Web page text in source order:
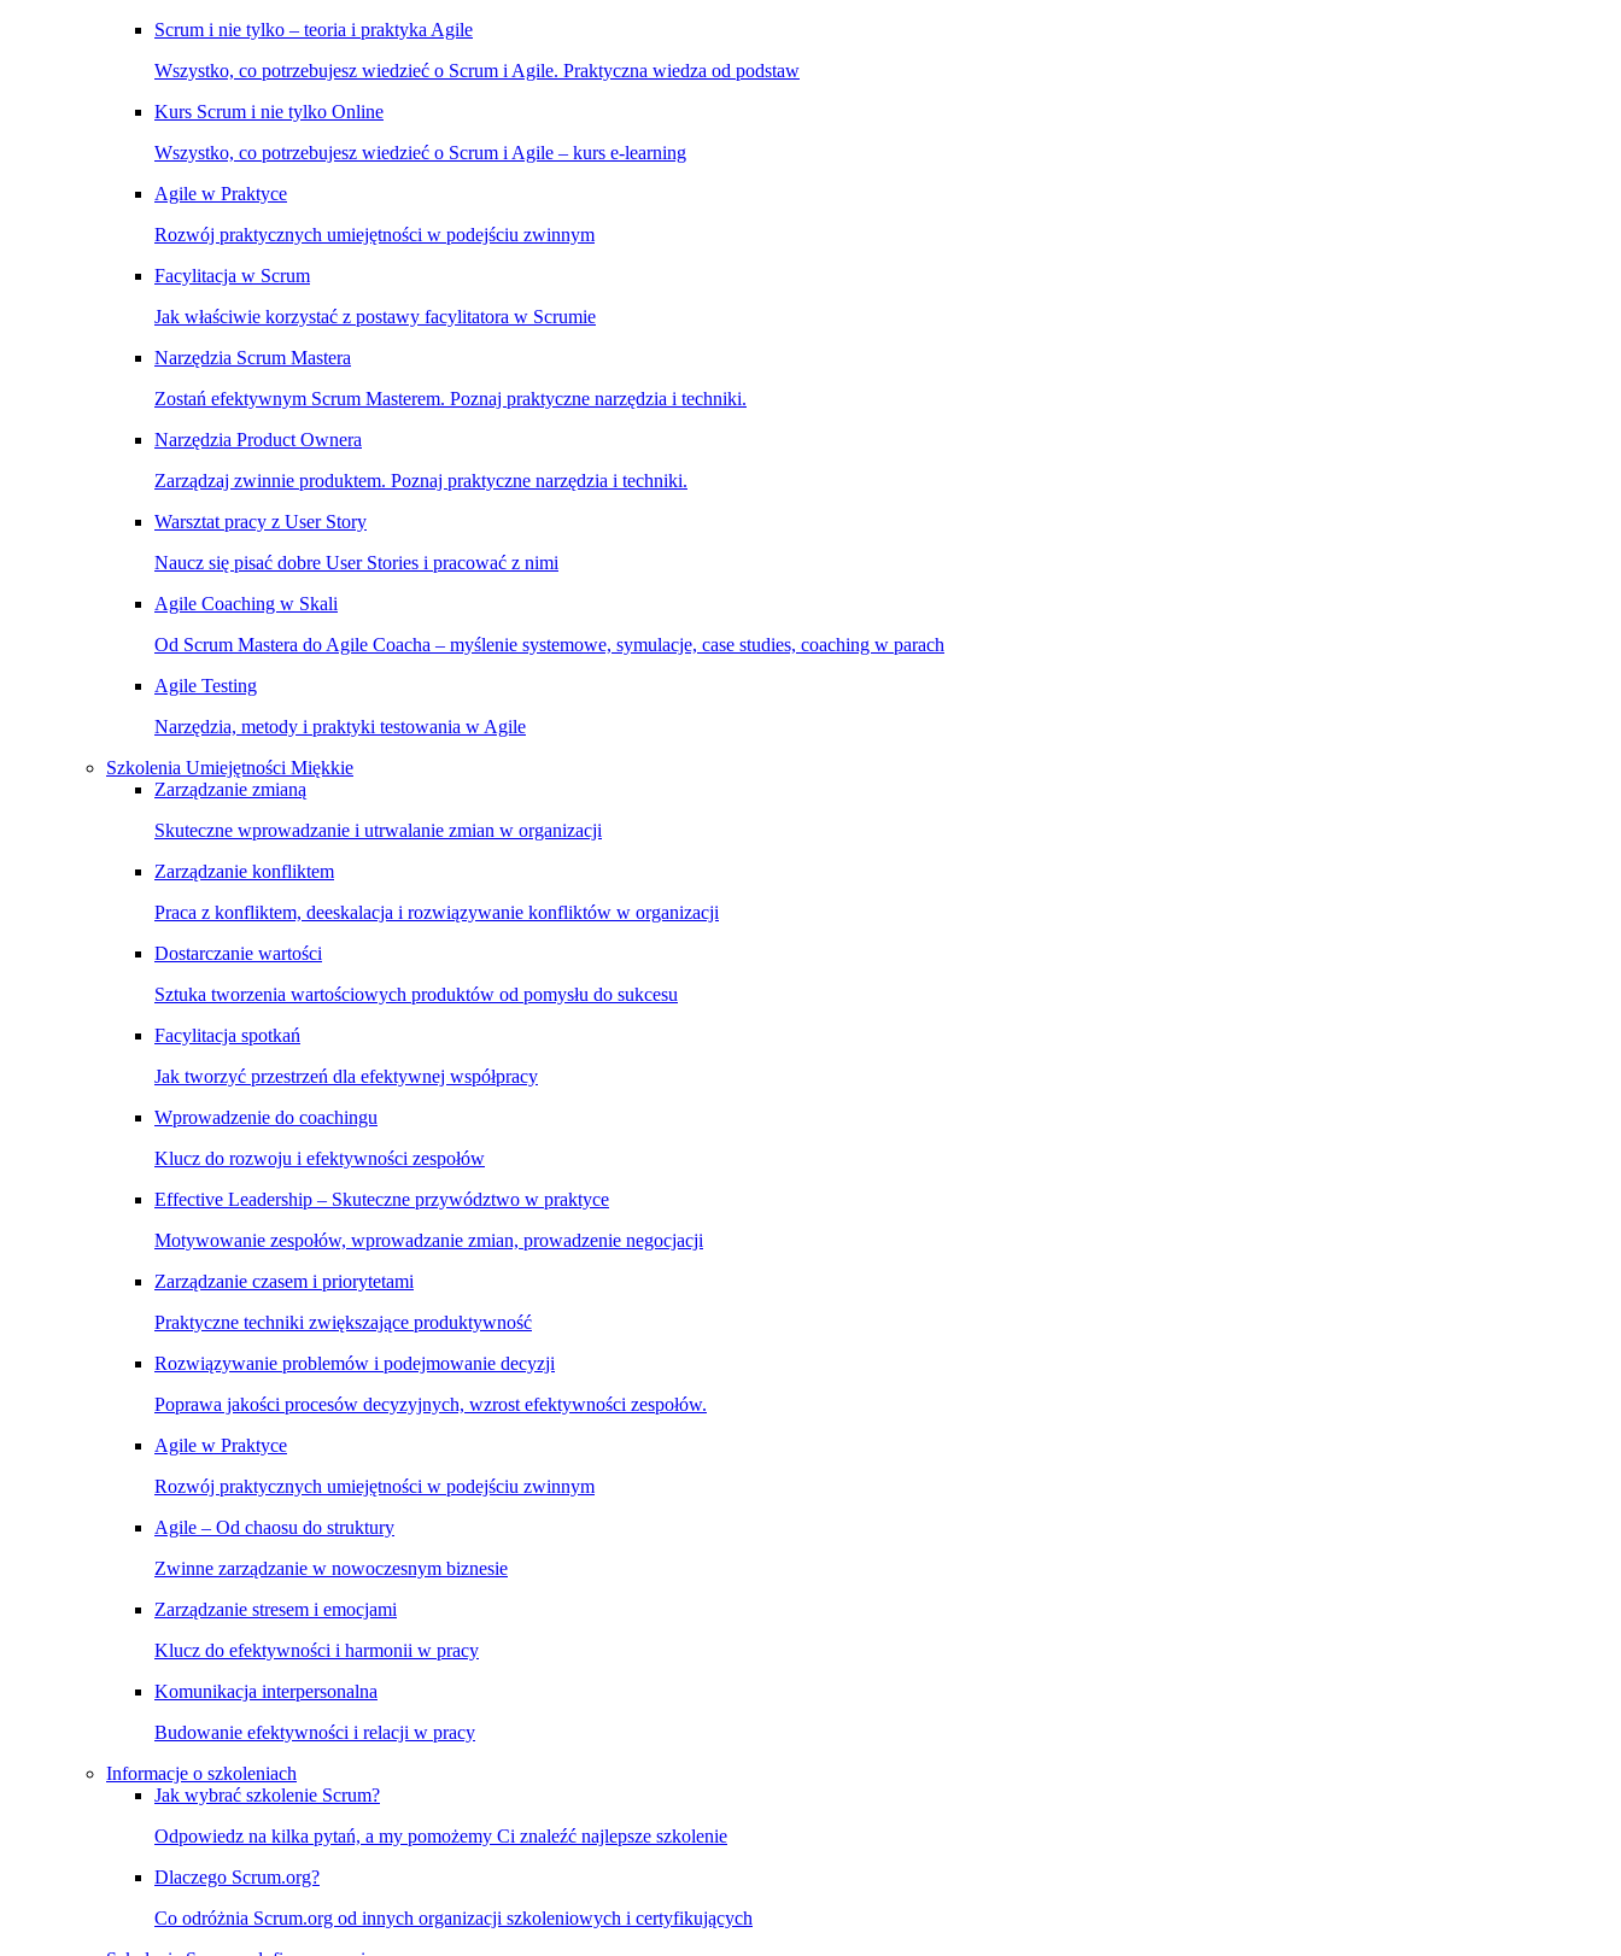
Scrum i nie tylko – teoria i praktyka Agile
Wszystko, co potrzebujesz wiedzieć o Scrum i Agile. Praktyczna wiedza od podstaw
Kurs Scrum i nie tylko Online
Wszystko, co potrzebujesz wiedzieć o Scrum i Agile – kurs e-learning
Agile w Praktyce
Rozwój praktycznych umiejętności w podejściu zwinnym
Facylitacja w Scrum
Jak właściwie korzystać z postawy facylitatora w Scrumie
Narzędzia Scrum Mastera
Zostań efektywnym Scrum Masterem. Poznaj praktyczne narzędzia i techniki.
Narzędzia Product Ownera
Zarządzaj zwinnie produktem. Poznaj praktyczne narzędzia i techniki.
Warsztat pracy z User Story
Naucz się pisać dobre User Stories i pracować z nimi
Agile Coaching w Skali
Od Scrum Mastera do Agile Coacha – myślenie systemowe, symulacje, case studies, coaching w parach
Agile Testing
Narzędzia, metody i praktyki testowania w Agile
Szkolenia Umiejętności Miękkie
Zarządzanie zmianą
Skuteczne wprowadzanie i utrwalanie zmian w organizacji
Zarządzanie konfliktem
Praca z konfliktem, deeskalacja i rozwiązywanie konfliktów w organizacji
Dostarczanie wartości
Sztuka tworzenia wartościowych produktów od pomysłu do sukcesu
Facylitacja spotkań
Jak tworzyć przestrzeń dla efektywnej współpracy
Wprowadzenie do coachingu
Klucz do rozwoju i efektywności zespołów
Effective Leadership – Skuteczne przywództwo w praktyce
Motywowanie zespołów, wprowadzanie zmian, prowadzenie negocjacji
Zarządzanie czasem i priorytetami
Praktyczne techniki zwiększające produktywność
Rozwiązywanie problemów i podejmowanie decyzji
Poprawa jakości procesów decyzyjnych, wzrost efektywności zespołów.
Agile w Praktyce
Rozwój praktycznych umiejętności w podejściu zwinnym
Agile – Od chaosu do struktury
Zwinne zarządzanie w nowoczesnym biznesie
Zarządzanie stresem i emocjami
Klucz do efektywności i harmonii w pracy
Komunikacja interpersonalna
Budowanie efektywności i relacji w pracy
Informacje o szkoleniach
Jak wybrać szkolenie Scrum?
Odpowiedz na kilka pytań, a my pomożemy Ci znaleźć najlepsze szkolenie
Dlaczego Scrum.org?
Co odróżnia Scrum.org od innych organizacji szkoleniowych i certyfikujących